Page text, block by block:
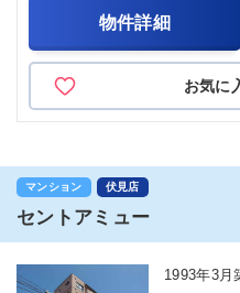
物件詳細
お気に
マンション 伏見店
セントアミュー
1993年3月